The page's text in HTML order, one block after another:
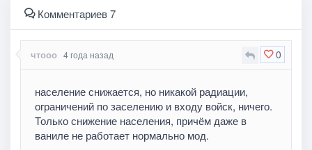
Комментариев 7
0
чтооо 4 года назад
население снижается, но никакой радиации,
ограничений по заселению и входу войск, ничего.
Только снижение населения, причём даже в
ваниле не работает нормально мод.